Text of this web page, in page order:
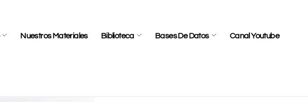
Nuestros Materiales Biblioteca Bases De Datos Canal Youtube